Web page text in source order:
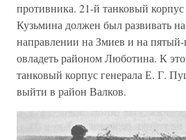
противника. 21-й танковый
Кузьмина должен был развивать
направлении на Змиев и на
овладеть районом Люботина. К
танковый корпус генерала Е. Г.
выйти в район Валков.